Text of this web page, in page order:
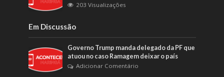
203 Visualizações
Em Discussão
Governo Trump manda delegado da PF que
atuou no caso Ramagem deixar o país
Adicionar Comentário